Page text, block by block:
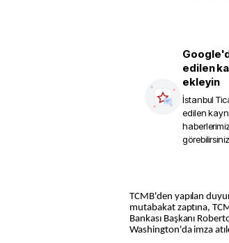
edilen
ekleyin
İstanbul
edilen
TCMB'den yapılan
mutabakat zaptına,
Bankası Başkanı
Washington'da imza